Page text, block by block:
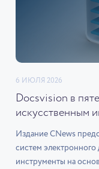
6 ИЮЛЯ 2026
Docsvision в
искусственным
Издание CNews
систем
инструменты на